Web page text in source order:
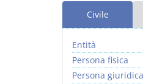
Civile
Entità
Persona fisica
Persona giuridica